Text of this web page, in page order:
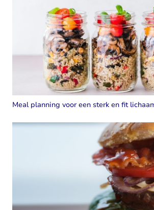
Meal planning voor een sterk en fit